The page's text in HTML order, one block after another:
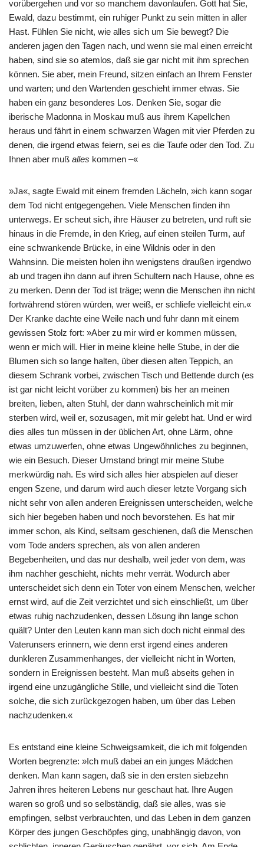
vorübergehen und vor so manchem davonlaufen. Gott hat Sie,
Ewald, dazu bestimmt, ein ruhiger Punkt zu sein mitten in aller
Hast. Fühlen Sie nicht, wie alles sich um Sie bewegt? Die
anderen jagen den Tagen nach, und wenn sie mal einen erreicht
haben, sind sie so atemlos, daß sie gar nicht mit ihm sprechen
können. Sie aber, mein Freund, sitzen einfach an Ihrem Fenster
und warten; und den Wartenden geschieht immer etwas. Sie
haben ein ganz besonderes Los. Denken Sie, sogar die
iberische Madonna in Moskau muß aus ihrem Kapellchen
heraus und fährt in einem schwarzen Wagen mit vier Pferden zu
denen, die irgend etwas feiern, sei es die Taufe oder den Tod. Zu
Ihnen aber muß alles kommen –«
»Ja«, sagte Ewald mit einem fremden Lächeln, »ich kann sogar
dem Tod nicht entgegengehen. Viele Menschen ﬁnden ihn
unterwegs. Er scheut sich, ihre Häuser zu betreten, und ruft sie
hinaus in die Fremde, in den Krieg, auf einen steilen Turm, auf
eine schwankende Brücke, in eine Wildnis oder in den
Wahnsinn. Die meisten holen ihn wenigstens draußen irgendwo
ab und tragen ihn dann auf ihren Schultern nach Hause, ohne es
zu merken. Denn der Tod ist träge; wenn die Menschen ihn nicht
fortwährend stören würden, wer weiß, er schliefe vielleicht ein.«
Der Kranke dachte eine Weile nach und fuhr dann mit einem
gewissen Stolz fort: »Aber zu mir wird er kommen müssen,
wenn er mich will. Hier in meine kleine helle Stube, in der die
Blumen sich so lange halten, über diesen alten Teppich, an
diesem Schrank vorbei, zwischen Tisch und Bettende durch (es
ist gar nicht leicht vorüber zu kommen) bis her an meinen
breiten, lieben, alten Stuhl, der dann wahrscheinlich mit mir
sterben wird, weil er, sozusagen, mit mir gelebt hat. Und er wird
dies alles tun müssen in der üblichen Art, ohne Lärm, ohne
etwas umzuwerfen, ohne etwas Ungewöhnliches zu beginnen,
wie ein Besuch. Dieser Umstand bringt mir meine Stube
merkwürdig nah. Es wird sich alles hier abspielen auf dieser
engen Szene, und darum wird auch dieser letzte Vorgang sich
nicht sehr von allen anderen Ereignissen unterscheiden, welche
sich hier begeben haben und noch bevorstehen. Es hat mir
immer schon, als Kind, seltsam geschienen, daß die Menschen
vom Tode anders sprechen, als von allen anderen
Begebenheiten, und das nur deshalb, weil jeder von dem, was
ihm nachher geschieht, nichts mehr verrät. Wodurch aber
unterscheidet sich denn ein Toter von einem Menschen, welcher
ernst wird, auf die Zeit verzichtet und sich einschließt, um über
etwas ruhig nachzudenken, dessen Lösung ihn lange schon
quält? Unter den Leuten kann man sich doch nicht einmal des
Vaterunsers erinnern, wie denn erst irgend eines anderen
dunkleren Zusammenhanges, der vielleicht nicht in Worten,
sondern in Ereignissen besteht. Man muß abseits gehen in
irgend eine unzugängliche Stille, und vielleicht sind die Toten
solche, die sich zurückgezogen haben, um über das Leben
nachzudenken.«
Es entstand eine kleine Schweigsamkeit, die ich mit folgenden
Worten begrenzte: »Ich muß dabei an ein junges Mädchen
denken. Man kann sagen, daß sie in den ersten siebzehn
Jahren ihres heiteren Lebens nur geschaut hat. Ihre Augen
waren so groß und so selbständig, daß sie alles, was sie
empﬁngen, selbst verbrauchten, und das Leben in dem ganzen
Körper des jungen Geschöpfes ging, unabhängig davon, von